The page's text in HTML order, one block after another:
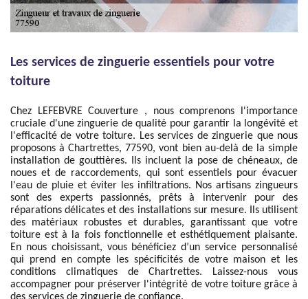
Les services de zinguerie essentiels pour votre
toiture
Chez LEFEBVRE Couverture , nous comprenons l'importance
cruciale d'une zinguerie de qualité pour garantir la longévité et
l'efficacité de votre toiture. Les services de zinguerie que nous
proposons à Chartrettes, 77590, vont bien au-delà de la simple
installation de gouttières. Ils incluent la pose de chéneaux, de
noues et de raccordements, qui sont essentiels pour évacuer
l'eau de pluie et éviter les infiltrations. Nos artisans zingueurs
sont des experts passionnés, prêts à intervenir pour des
réparations délicates et des installations sur mesure. Ils utilisent
des matériaux robustes et durables, garantissant que votre
toiture est à la fois fonctionnelle et esthétiquement plaisante.
En nous choisissant, vous bénéficiez d’un service personnalisé
qui prend en compte les spécificités de votre maison et les
conditions climatiques de Chartrettes. Laissez-nous vous
accompagner pour préserver l'intégrité de votre toiture grâce à